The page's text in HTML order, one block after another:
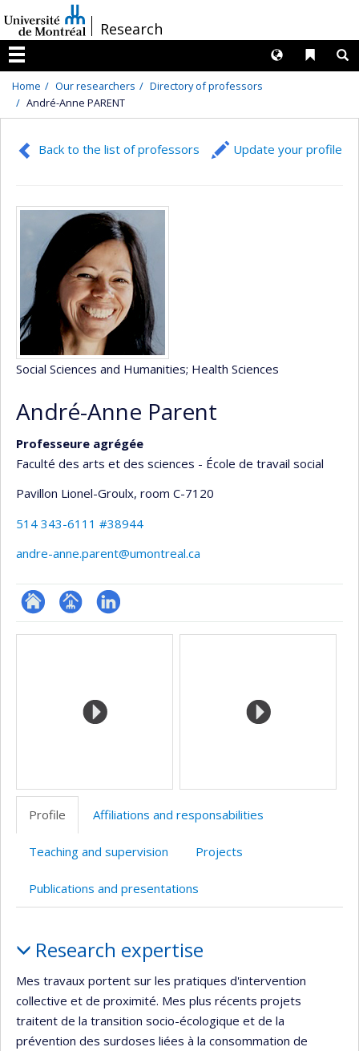
au
contenu
/Research
Menu
Liens
Langues
Home Our researchers
Directory of professors
André-Anne PARENT
Back to the list of professors Update your profile
Social Sciences and Humanities; Health Sciences
André-Anne Parent
Professeure agrégée
Faculté des arts et des sciences - École de travail social
Pavillon Lionel-Groulx, room C-7120
514 343-6111 #38944
andre-anne.parent@umontreal.ca
ResearchGate
Page LinkedIn
Media
Profile Affiliations and responsabilities
Teaching and supervision Projects
Publications and presentations
Research expertise
Mes travaux portent sur les pratiques d'intervention
collective et de proximité. Mes plus récents projets
traitent de la transition socio-écologique et de la
prévention des surdoses liées à la consommation de